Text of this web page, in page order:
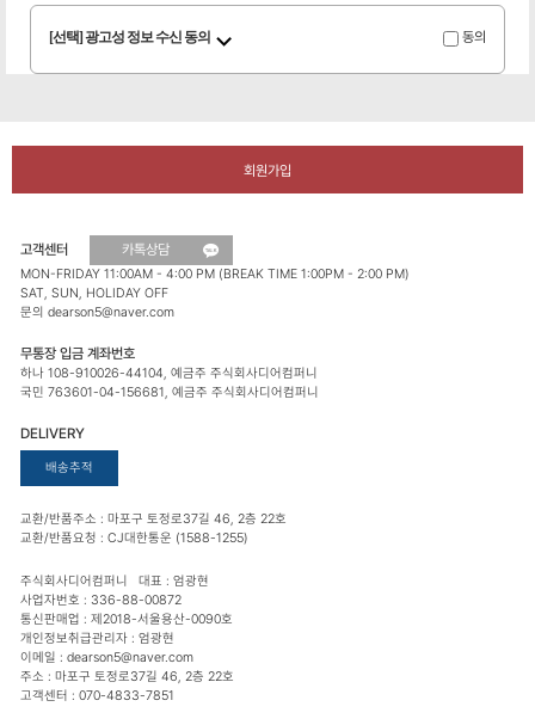
[선택] 광고성 정보 수신 동의 동의
회원가입
고객센터 카톡상담
MON-FRIDAY 11:00AM - 4:00 PM (BREAK TIME 1:00PM - 2:00 PM)
SAT, SUN, HOLIDAY OFF
문의 dearson5@naver.com
무통장 입금 계좌번호
하나 108-910026-44104, 예금주 주식회사디어컴퍼니
국민 763601-04-156681, 예금주 주식회사디어컴퍼니
DELIVERY
배송추적
교환/반품주소 : 마포구 토정로37길 46, 2층 22호
교환/반품요청 : CJ대한통운 (1588-1255)
주식회사디어컴퍼니 대표 : 엄광현
사업자번호 : 336-88-00872
통신판매업 : 제2018-서울용산-0090호
개인정보취급관리자 : 엄광현
이메일 : dearson5@naver.com
주소 : 마포구 토정로37길 46, 2층 22호
고객센터 : 070-4833-7851